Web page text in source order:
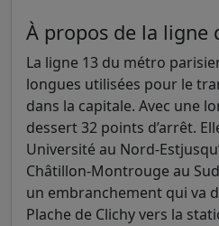
À propos de la ligne
La ligne 13 du métro
longues utilisées pour le
dans la capitale. Avec une
dessert 32 points d’arrêt.
Université au Nord-
Châtillon-Montrouge au
un embranchement qui va
Plache de Clichy vers la